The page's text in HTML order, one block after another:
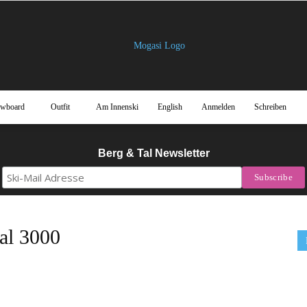
Outfit Am Innenski English Anmelden Schreiben
Berg & Tal Newsletter
3000